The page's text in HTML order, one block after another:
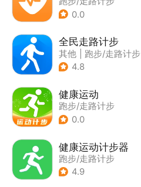
0.0
全民走路计步
其他
跑步/走路计步
4.8
健康运动
跑步/走路计步
0.0
健康运动计步器
跑步/走路计步
4.9